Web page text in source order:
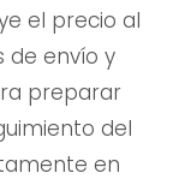
el precio al
de envío y
preparar
del
en